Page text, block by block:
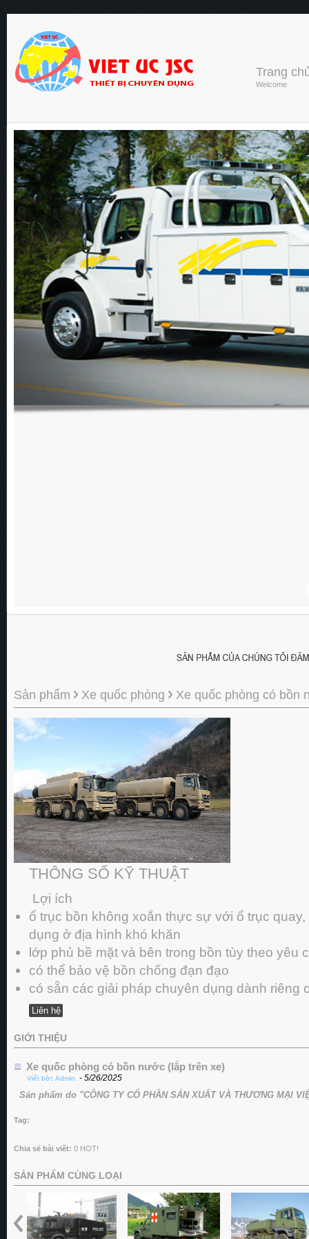
Trang
Welcome
Sản phẩm Xe quốc phòng Xe quốc phòng có bồn
THÔNG SỐ KỸ THUẬT
Lợi ích
ổ trục bồn không xoắn thực sự với ổ trục
dụng ở địa hình khó khăn
lớp phủ bề mặt và bên trong bồn tùy theo yêu
có thể bảo vệ bồn chống đạn đạo
có sẵn các giải pháp chuyên dụng dành riêng
Liên hệ
GIỚI THIỆU
Xe quốc phòng có bồn nước (lắp trên xe)
Viết bởi: Admin. - 5/26/2025
Sản phẩm do "CÔNG TY CỔ PHẦN SẢN XUẤT VÀ THƯƠNG MẠI
Tag:
Chia sẻ bài viết: 0 HOT!
SẢN PHẨM CÙNG LOẠI